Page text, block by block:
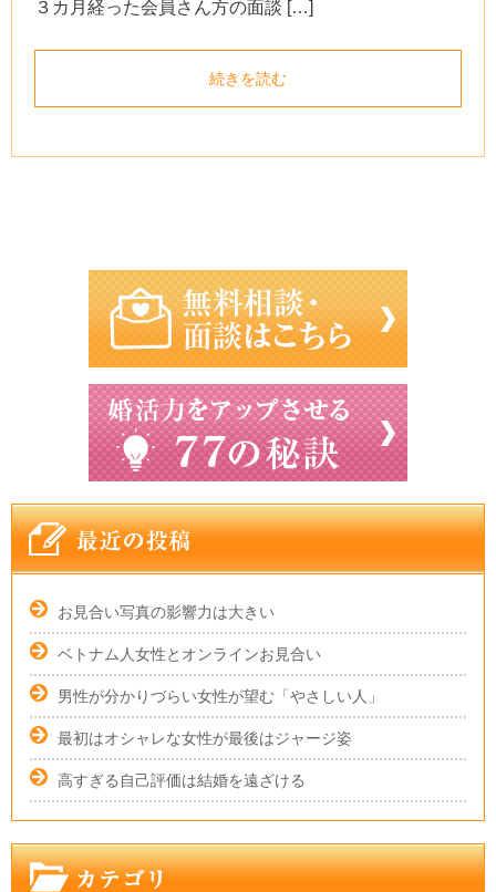
３カ月経った会員さん方の面談 […]
続きを読む
お見合い写真の影響力は大きい
ベトナム人女性とオンラインお見合い
男性が分かりづらい女性が望む「やさしい人」
最初はオシャレな女性が最後はジャージ姿
高すぎる自己評価は結婚を遠ざける